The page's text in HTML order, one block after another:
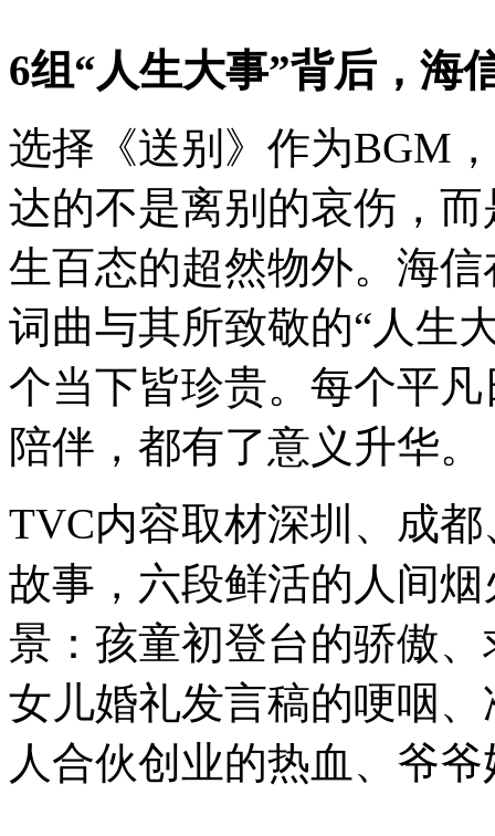
6组“人生大事”背后，海
选择《送别》作为BGM
达的不是离别的哀伤，
生百态的超然物外。海
词曲与其所致敬的“人生
个当下皆珍贵。每个平
陪伴，都有了意义升华。
TVC内容取材深圳、成
故事，六段鲜活的人间
景：孩童初登台的骄傲
女儿婚礼发言稿的哽咽
人合伙创业的热血、爷